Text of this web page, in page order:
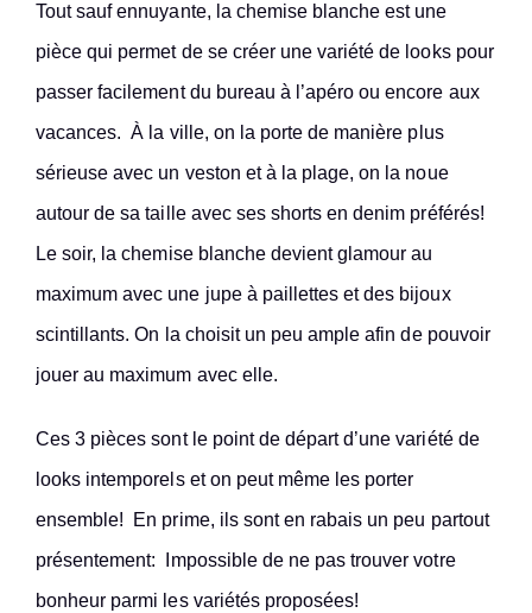
Tout sauf ennuyante, la chemise blanche est une
pièce qui permet de se créer une variété de looks pour
passer facilement du bureau à l’apéro ou encore aux
vacances. À la ville, on la porte de manière plus
sérieuse avec un veston et à la plage, on la noue
autour de sa taille avec ses shorts en denim préférés!
Le soir, la chemise blanche devient glamour au
maximum avec une jupe à paillettes et des bijoux
scintillants. On la choisit un peu ample afin de pouvoir
jouer au maximum avec elle.
Ces 3 pièces sont le point de départ d’une variété de
looks intemporels et on peut même les porter
ensemble! En prime, ils sont en rabais un peu partout
présentement: Impossible de ne pas trouver votre
bonheur parmi les variétés proposées!